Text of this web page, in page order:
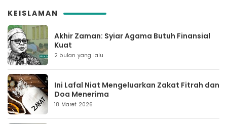
KEISLAMAN
Akhir Zaman: Syiar Agama Butuh Finansial
Kuat
2 bulan yang lalu
Ini Lafal Niat Mengeluarkan Zakat Fitrah dan
Doa Menerima
18 Maret 2026